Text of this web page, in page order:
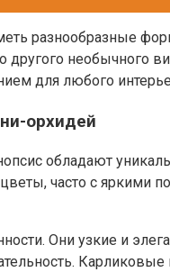
разнообразные
необычного
для любого
орхидей
обладают
часто с яркими
Они узкие и